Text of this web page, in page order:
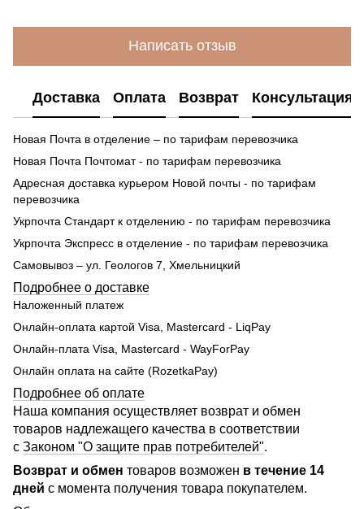
Написать отзыв
Доставка Оплата Возврат Консультация
Новая Почта в отделение – по тарифам перевозчика
Новая Почта Почтомат - по тарифам перевозчика
Адресная доставка курьером Новой почты - по тарифам
перевозчика
Укрпочта Стандарт к отделению - по тарифам перевозчика
Укрпочта Экспресс в отделение - по тарифам перевозчика
Самовывоз – ул. Геологов 7, Хмельницкий
Подробнее о доставке
Наложенный платеж
Онлайн-оплата картой Visa, Mastercard - LiqPay
Онлайн-плата Visa, Mastercard - WayForPay
Онлайн оплата на сайте (RozetkaPay)
Подробнее об оплате
Наша компания осуществляет возврат и обмен
товаров надлежащего качества в соответствии
с Законом "О защите прав потребителей".
Возврат и обмен товаров возможен в течение 14
дней с момента получения товара покупателем.